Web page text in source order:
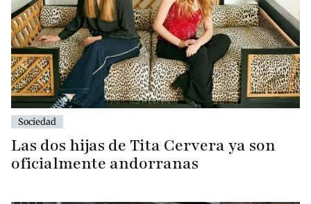
Sociedad
Las dos hijas de Tita Cervera ya son
oficialmente andorranas